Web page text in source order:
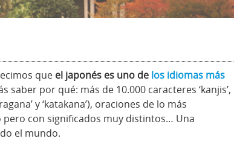
que el japonés es uno de los idiomas más
saber por qué: más de 10.000 caracteres ‘kanjis’,
y ‘katakana’), oraciones de lo más
con significados muy distintos… Una
el mundo.